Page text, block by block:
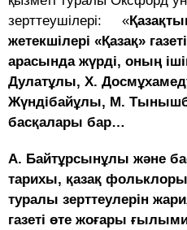
зерттеушілері: «
жетекшілері «Қазақ»
арасында жүрді, оның
Дулатұлы, Х.
Жүндібайұлы, М.
басқалары бар…
А. Байтұрсынұлы және
тарихы, қазақ
туралы зерттеулерін
газеті өте жоғары ғылыми